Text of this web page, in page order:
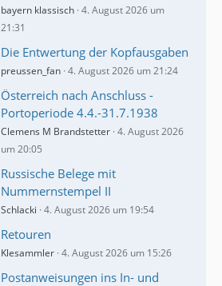
bayern klassisch 4. August 2026 um
21:31
Die Entwertung der Kopfausgaben
preussen_fan 4. August 2026 um 21:24
Österreich nach Anschluss -
Portoperiode 4.4.-31.7.1938
Clemens M Brandstetter 4. August 2026
um 20:05
Russische Belege mit
Nummernstempel II
Schlacki 4. August 2026 um 19:54
Retouren
Klesammler 4. August 2026 um 15:26
Postanweisungen ins In- und